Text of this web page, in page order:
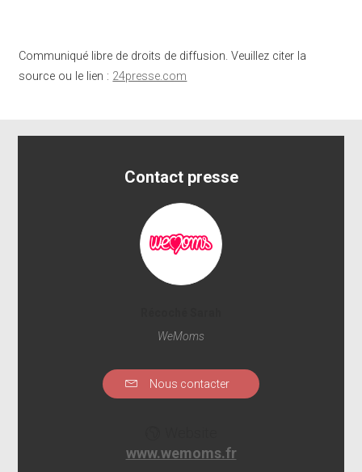
Communiqué libre de droits de diffusion. Veuillez citer la
source ou le lien : 24presse.com
Contact presse
WeMoms
Nous contacter
www.wemoms.fr